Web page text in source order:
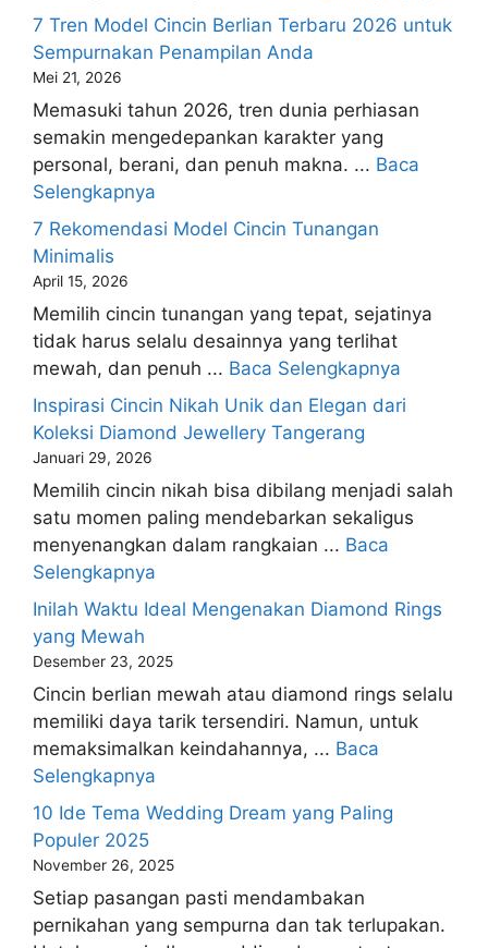
7 Tren Model Cincin Berlian Terbaru 2026 untuk
Sempurnakan Penampilan Anda
Mei 21, 2026
Memasuki tahun 2026, tren dunia perhiasan
semakin mengedepankan karakter yang
personal, berani, dan penuh makna. ... Baca
Selengkapnya
7 Rekomendasi Model Cincin Tunangan
Minimalis
April 15, 2026
Memilih cincin tunangan yang tepat, sejatinya
tidak harus selalu desainnya yang terlihat
mewah, dan penuh ... Baca Selengkapnya
Inspirasi Cincin Nikah Unik dan Elegan dari
Koleksi Diamond Jewellery Tangerang
Januari 29, 2026
Memilih cincin nikah bisa dibilang menjadi salah
satu momen paling mendebarkan sekaligus
menyenangkan dalam rangkaian ... Baca
Selengkapnya
Inilah Waktu Ideal Mengenakan Diamond Rings
yang Mewah
Desember 23, 2025
Cincin berlian mewah atau diamond rings selalu
memiliki daya tarik tersendiri. Namun, untuk
memaksimalkan keindahannya, ... Baca
Selengkapnya
10 Ide Tema Wedding Dream yang Paling
Populer 2025
November 26, 2025
Setiap pasangan pasti mendambakan
pernikahan yang sempurna dan tak terlupakan.